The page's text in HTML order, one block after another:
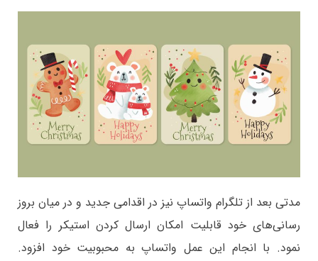
مدتی بعد از تلگرام واتساپ نیز در اقدامی جدید و در میان بروز
رسانی‌های خود قابلیت امکان ارسال کردن استیکر را فعال
نمود. با انجام این عمل واتساپ به محبوبیت خود افزود.